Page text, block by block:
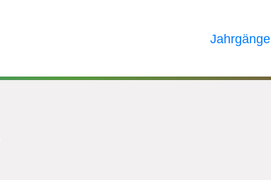
Jahrgänge